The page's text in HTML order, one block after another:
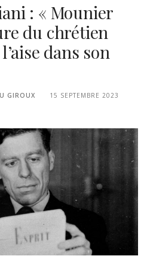
: « Mounier
du chrétien
dans son
GIROUX
15 SEPTEMBRE 2023